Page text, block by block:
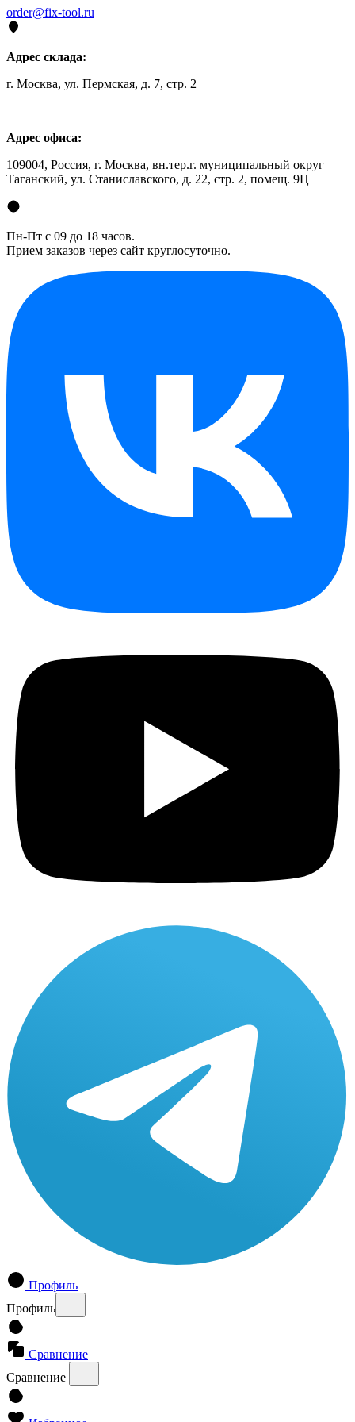
order@fix-tool.ru
Адрес склада:
г. Москва, ул. Пермская, д. 7, стр. 2
Адрес офиса:
109004, Россия, г. Москва, вн.тер.г. муниципальный округ
Таганский, ул. Станиславского, д. 22, стр. 2, помещ. 9Ц
Пн-Пт с 09 до 18 часов.
Прием заказов через сайт круглосуточно.
Профиль
Профиль
Сравнение
Сравнение